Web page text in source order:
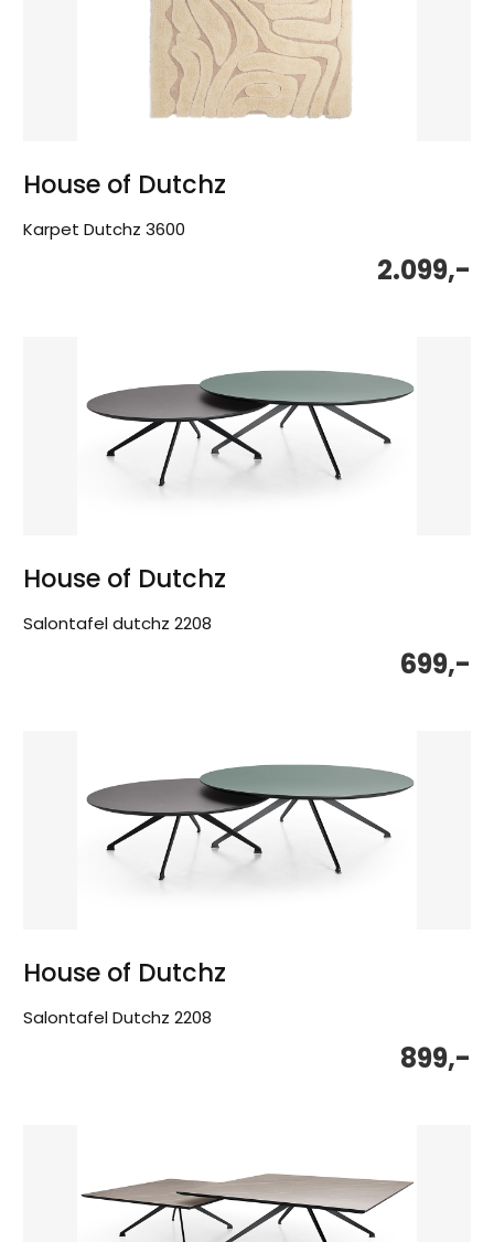
House of Dutchz
Karpet Dutchz 3600
2.099,-
House of Dutchz
Salontafel dutchz 2208
699,-
House of Dutchz
Salontafel Dutchz 2208
899,-